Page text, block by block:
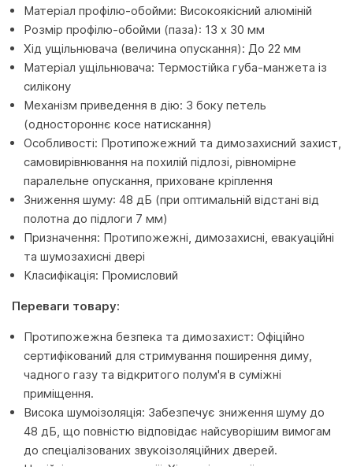
Матеріал профілю-обойми: Високоякісний алюміній
Розмір профілю-обойми (паза): 13 x 30 мм
Хід ущільнювача (величина опускання): До 22 мм
Матеріал ущільнювача: Термостійка губа-манжета із
силікону
Механізм приведення в дію: З боку петель
(одностороннє косе натискання)
Особливості: Протипожежний та димозахисний захист,
самовирівнювання на похилій підлозі, рівномірне
паралельне опускання, приховане кріплення
Зниження шуму: 48 дБ (при оптимальній відстані від
полотна до підлоги 7 мм)
Призначення: Протипожежні, димозахисні, евакуаційні
та шумозахисні двері
Класифікація: Промисловий
Переваги товару:
Протипожежна безпека та димозахист: Офіційно
сертифікований для стримування поширення диму,
чадного газу та відкритого полум'я в суміжні
приміщення.
Висока шумоізоляція: Забезпечує зниження шуму до
48 дБ, що повністю відповідає найсуворішим вимогам
до спеціалізованих звукоізоляційних дверей.